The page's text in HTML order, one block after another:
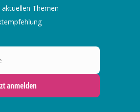
Themen
anmelden